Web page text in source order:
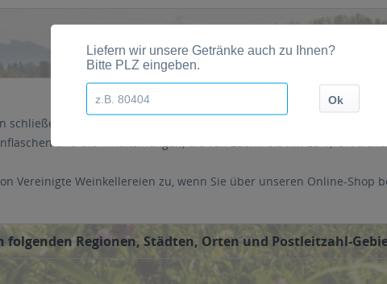
schließen alle nur vorstellbaren Geschmacksrichtungen und
und die Inhaltsmengen, die von 250ml bis hin zu 1,75l
Vereinigte Weinkellereien zu, wenn Sie über unseren Online-Shop
Regionen, Städten, Orten und Postleitzahl-